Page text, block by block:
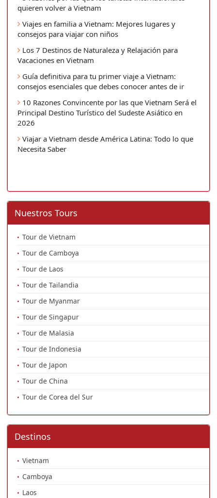
quieren volver a Vietnam
Viajes en familia a Vietnam: Mejores lugares y
consejos para viajar con niños
Los 7 Destinos de Naturaleza y Relajación para
Vacaciones en Vietnam
Guía definitiva para tu primer viaje a Vietnam:
consejos esenciales que debes conocer antes de ir
10 Razones Convincente por las que Vietnam Será el
Principal Destino Turístico del Sudeste Asiático en
2026
Viajar a Vietnam desde América Latina: Todo lo que
Necesita Saber
Nuestros Tours
Tour de Vietnam
Tour de Camboya
Tour de Laos
Tour de Tailandia
Tour de Myanmar
Tour de Singapur
Tour de Malasia
Tour de Indonesia
Tour de Japon
Tour de China
Tour de Corea del Sur
Destinos
Vietnam
Camboya
Laos